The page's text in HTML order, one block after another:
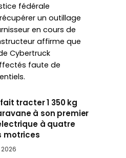
fédérale
un outillage
en cours de
affirme que
Cybertruck
faute de
tracter 1 350 kg
à son premier
à quatre
motrices